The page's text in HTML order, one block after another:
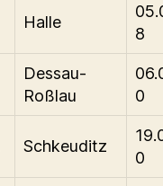
Halle
8
Dessau-
Roßlau
0
Schkeuditz
0